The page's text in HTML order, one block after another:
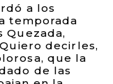
a los
temporada
Quezada,
decirles,
que la
de las